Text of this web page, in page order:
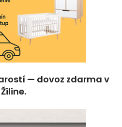
— dovoz zdarma v
Žiline.